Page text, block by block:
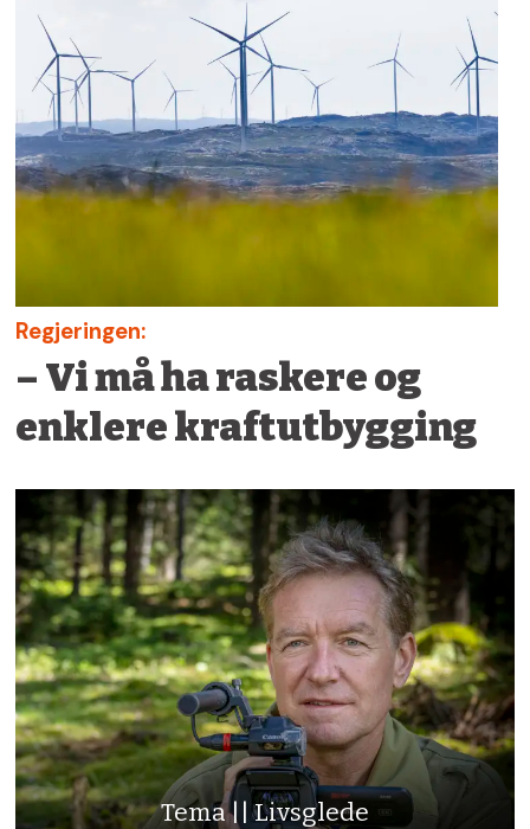
Regjeringen:
– Vi må ha raskere og
enklere kraftutbygging
Tema || Livsglede